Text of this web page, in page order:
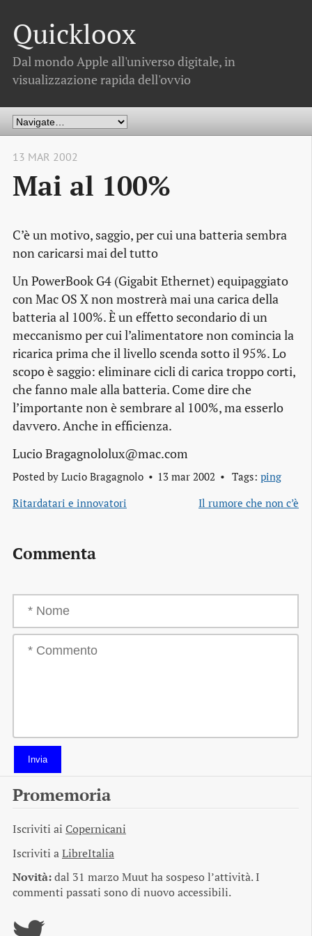
Quickloox
Dal mondo Apple all'universo digitale, in
visualizzazione rapida dell'ovvio
13 MAR 2002
Mai al 100%
C’è un motivo, saggio, per cui una batteria sembra
non caricarsi mai del tutto
Un PowerBook G4 (Gigabit Ethernet) equipaggiato
con Mac OS X non mostrerà mai una carica della
batteria al 100%. È un effetto secondario di un
meccanismo per cui l’alimentatore non comincia la
ricarica prima che il livello scenda sotto il 95%. Lo
scopo è saggio: eliminare cicli di carica troppo corti,
che fanno male alla batteria. Come dire che
l’importante non è sembrare al 100%, ma esserlo
davvero. Anche in efficienza.
Lucio Bragagnololux@mac.com
Posted by Lucio Bragagnolo 13 mar 2002 Tags: ping
Ritardatari e innovatori
Il rumore che non c’è
Commenta
Invia
Promemoria
Iscriviti ai Copernicani
Iscriviti aLibreItalia
Novità:dal 31 marzo Muut ha sospeso l’attività. I
commenti passati sono di nuovo accessibili.